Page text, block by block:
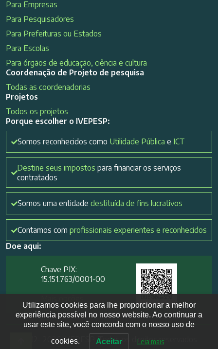
Para Empresas
Para Pesquisadores
Para Prefeituras ou Estados
Para Escolas
Para órgãos de educação, ciência e cultura
Coordenação de Projeto de pesquisa
Todas as coordenadorias
Projetos
Todos os projetos
Porque escolher o IVEPESP:
Somos reconhecidos como Utilidade Pública e ICT
Destine seus impostos para financiar os serviços
contratados
Somos uma entidade destituída de fins lucrativos
Contamos com profissionais experientes e reconhecidos
Doe aqui:
Chave PIX:
15.151.763/0001-00​
2012- 2026 IVEPESP. Todos os direitos reservados
Utilizamos cookies para lhe proporcionar a melhor
experiência possível no nosso website. Ao continuar a
usar este site, você concorda com o nosso uso de
cookies. Aceitar Leia mais